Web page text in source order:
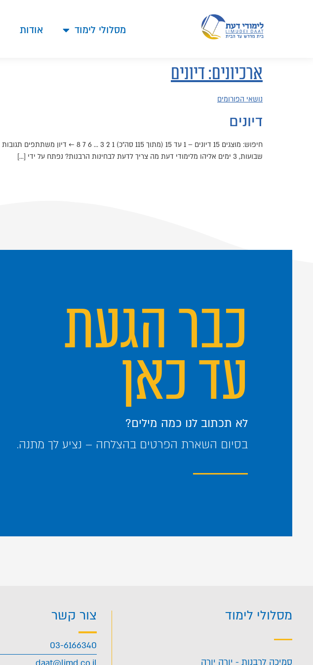
מסלולי לימוד אודות
ארכיונים:דיונים
נושאי הפורומים
דיונים
שבועות, 3 ימים אליהו מלימודי דעת מה צריך לדעת לבחינות הרבנות? נפתח על ידי […]
כבר הגעת
עד כאן
לא תכתוב לנו כמה מילים?
בסיום השארת הפרטים בהצלחה – נציע לך מתנה.
מסלולי לימוד
סמיכה לרבנות - יורה יורה
צור קשר
03-6166340